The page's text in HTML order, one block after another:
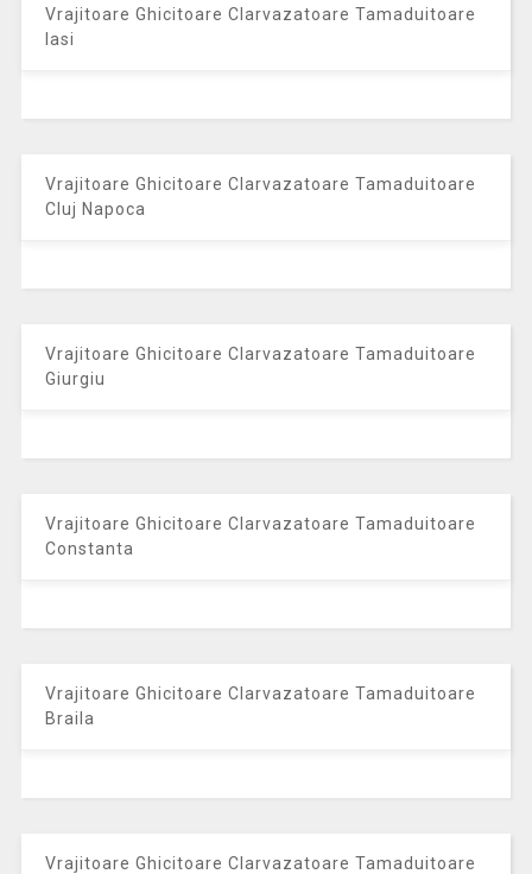
Vrajitoare Ghicitoare Clarvazatoare Tamaduitoare
Iasi
Vrajitoare Ghicitoare Clarvazatoare Tamaduitoare
Cluj Napoca
Vrajitoare Ghicitoare Clarvazatoare Tamaduitoare
Giurgiu
Vrajitoare Ghicitoare Clarvazatoare Tamaduitoare
Constanta
Vrajitoare Ghicitoare Clarvazatoare Tamaduitoare
Braila
Vrajitoare Ghicitoare Clarvazatoare Tamaduitoare